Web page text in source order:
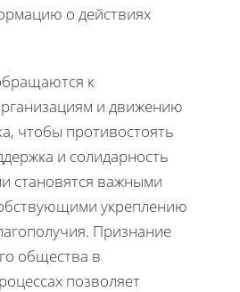
о действиях
к
и движению
чтобы противостоять
и солидарность
становятся важными
укреплению
Признание
общества в
позволяет